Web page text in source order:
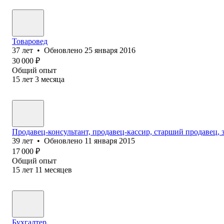
Товаровед
37 лет • Обновлено 25 января 2016
30 000 ₽
Общий опыт
15 лет 3 месяца
Продавец-консультант, продавец-кассир, старший продавец,
39 лет • Обновлено 11 января 2015
17 000 ₽
Общий опыт
15 лет 11 месяцев
Бухгалтер,